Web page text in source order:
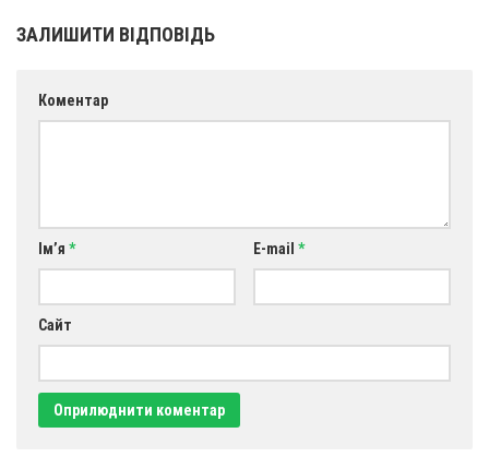
ЗАЛИШИТИ ВІДПОВІДЬ
Коментар
Ім’я * E-mail *
Сайт